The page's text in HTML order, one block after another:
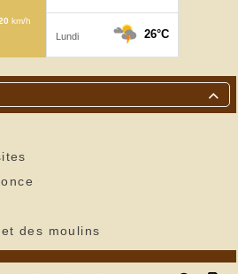

des moulins